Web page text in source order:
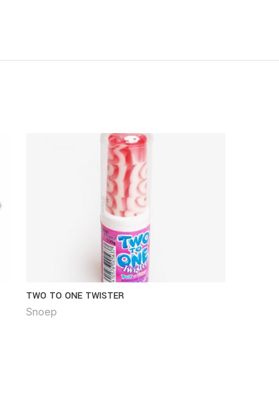
TWO TO ONE TWISTER
Snoep